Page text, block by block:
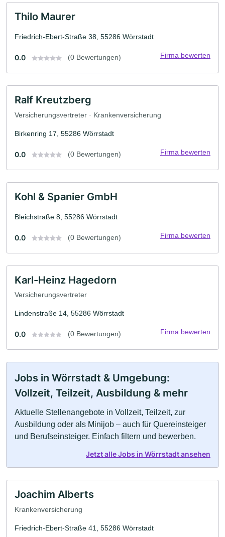
Thilo Maurer
Friedrich-Ebert-Straße 38, 55286 Wörrstadt
0.0 (0 Bewertungen) Firma bewerten
Ralf Kreutzberg
Versicherungsvertreter · Krankenversicherung
Birkenring 17, 55286 Wörrstadt
0.0 (0 Bewertungen) Firma bewerten
Kohl & Spanier GmbH
Bleichstraße 8, 55286 Wörrstadt
0.0 (0 Bewertungen) Firma bewerten
Karl-Heinz Hagedorn
Versicherungsvertreter
Lindenstraße 14, 55286 Wörrstadt
0.0 (0 Bewertungen) Firma bewerten
Jobs in Wörrstadt & Umgebung:
Vollzeit, Teilzeit, Ausbildung & mehr
Aktuelle Stellenangebote in Vollzeit, Teilzeit, zur
Ausbildung oder als Minijob – auch für Quereinsteiger
und Berufseinsteiger. Einfach filtern und bewerben.
Jetzt alle Jobs in Wörrstadt ansehen
Joachim Alberts
Krankenversicherung
Friedrich-Ebert-Straße 41, 55286 Wörrstadt